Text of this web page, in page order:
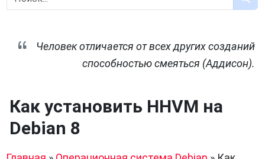
Человек отличается от всех других созданий
способностью смеяться (Аддисон).
Как установить HHVM на
Debian 8